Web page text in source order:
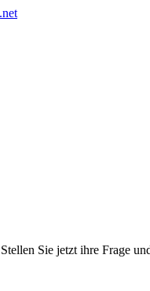
Sie jetzt ihre Frage